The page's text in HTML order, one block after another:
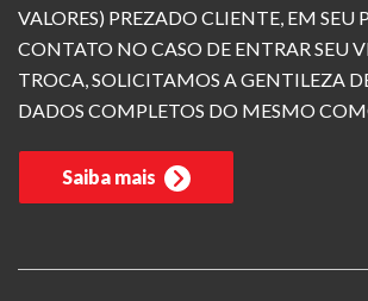
VALORES) PREZADO CLIENTE, EM SEU
CONTATO NO CASO DE ENTRAR SEU
TROCA, SOLICITAMOS A GENTILEZA
DADOS COMPLETOS DO MESMO
Saiba mais